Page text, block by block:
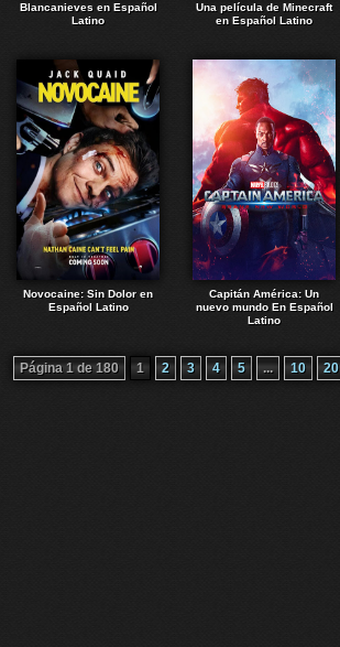
Blancanieves en Español
Latino
Una película de Minecraft
en Español Latino
Novocaine: Sin Dolor en
Español Latino
Capitán América: Un
nuevo mundo En Español
Latino
Página 1 de 180 1 2 3 4 5 ... 10 20